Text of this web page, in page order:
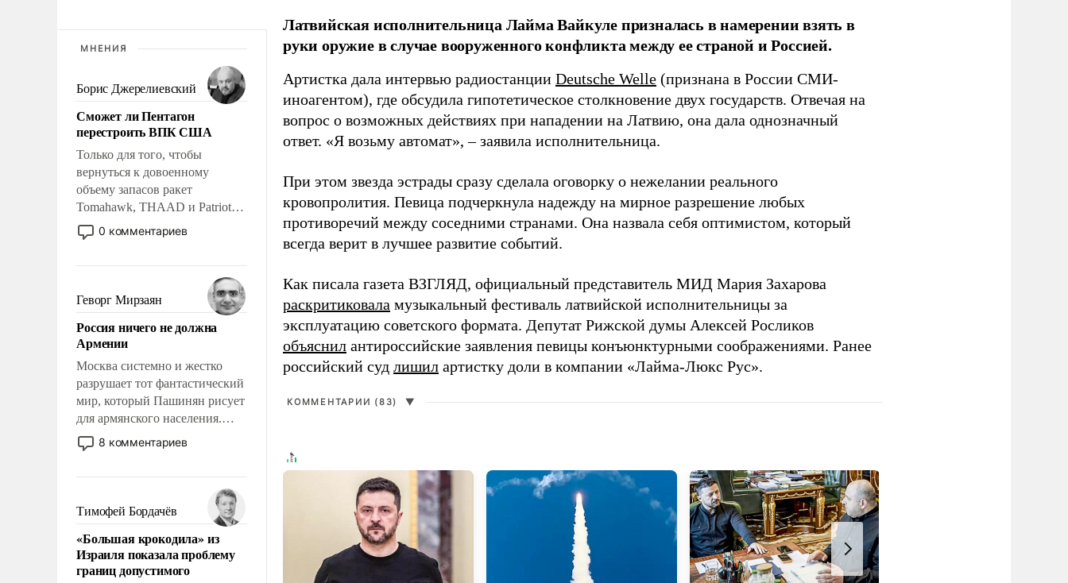
МНЕНИЯ
Борис Джерелиевский
Сможет ли Пентагон
перестроить ВПК США
Только для того, чтобы
вернуться к довоенному
объему запасов ракет
Tomahawk, THAAD и Patriot
США потребуется более трех
лет. Даже небольшая война с
Сложившаяся ситуация
означает многолетний период
уязвимости США, например,
перед Китаем.
0 комментариев
Геворг Мирзаян
Россия ничего не должна
Армении
Москва системно и жестко
разрушает тот фантастический
мир, который Пашинян рисует
для армянского населения.
Мир, где этому населению все
должны просто по
политические прожекты будут
беспрекословно оплачиваться
за счет российских
налогоплательщиков и где за
свои поступки не нужно
отвечать.
8 комментариев
Тимофей Бордачёв
«Большая крокодила» из
Израиля показала проблему
границ допустимого
Латвийская исполнительница Лайма Вайкуле призналась в намерении взять в
руки оружие в случае вооруженного конфликта между ее страной и Россией.
Артистка дала интервью радиостанции Deutsche Welle (признана в России СМИ-
иноагентом), где обсудила гипотетическое столкновение двух государств. Отвечая на
вопрос о возможных действиях при нападении на Латвию, она дала однозначный
ответ. «Я возьму автомат», – заявила исполнительница.
При этом звезда эстрады сразу сделала оговорку о нежелании реального
кровопролития. Певица подчеркнула надежду на мирное разрешение любых
противоречий между соседними странами. Она назвала себя оптимистом, который
всегда верит в лучшее развитие событий.
Как писала газета ВЗГЛЯД, официальный представитель МИД Мария Захарова
раскритиковала музыкальный фестиваль латвийской исполнительницы за
эксплуатацию советского формата. Депутат Рижской думы Алексей Росликов
объяснил антироссийские заявления певицы конъюнктурными соображениями. Ранее
российский суд лишил артистку доли в компании «Лайма-Люкс Рус».
КОММЕНТАРИИ (83) ▼